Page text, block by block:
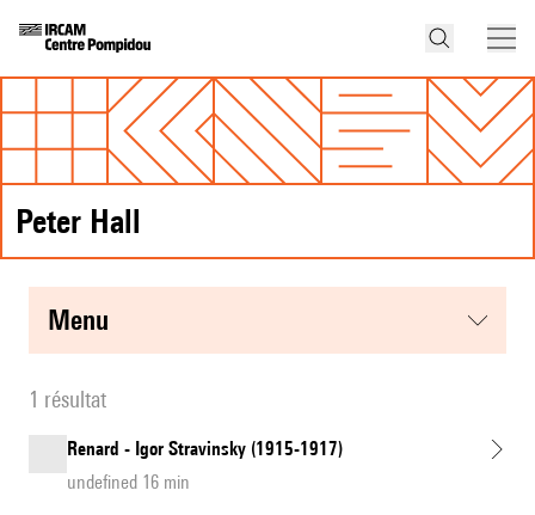
Peter Hall
menu
1 résultat
Renard - Igor Stravinsky (1915-1917)
undefined 16 min